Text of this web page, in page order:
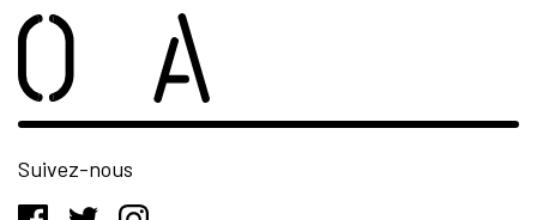
Suivez-nous